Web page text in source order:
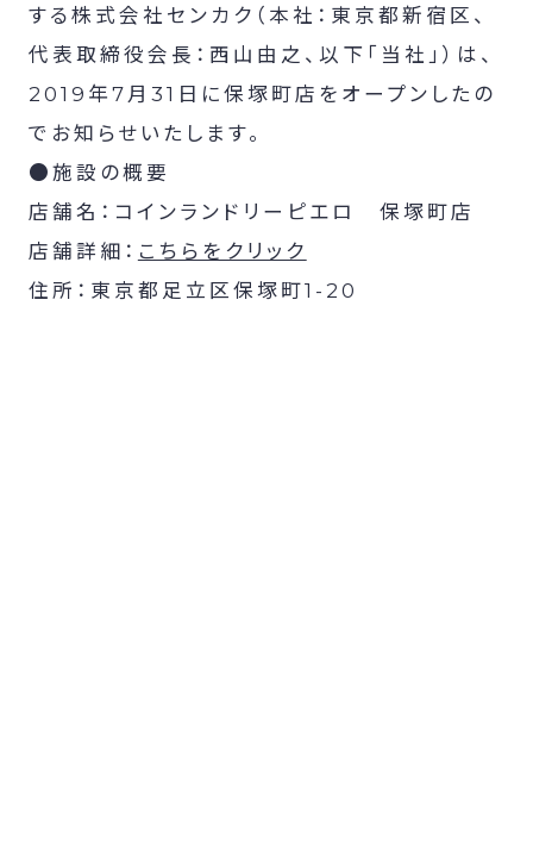
する株式会社センカク（本社：東京都新宿区、
代表取締役会長：西山由之、以下「当社」）は、
2019年7月31日に保塚町店をオープンしたの
でお知らせいたします。
●施設の概要
店舗名：コインランドリーピエロ 保塚町店
店舗詳細： こちらをクリック
住所：東京都足立区保塚町1-20